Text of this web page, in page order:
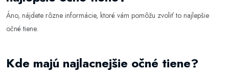
Áno, nájdete rôzne informácie, ktoré vám pomôžu zvoliť to najlepšie
očné tiene.
Kde majú najlacnejšie očné tiene?